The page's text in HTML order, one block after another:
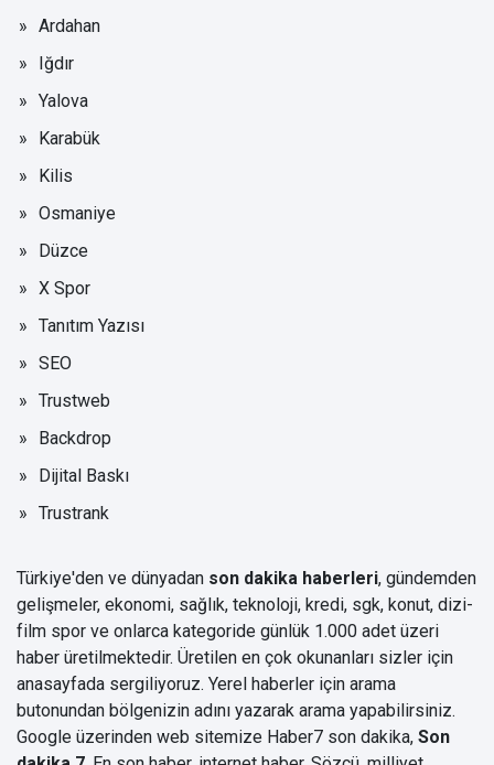
Ardahan
Iğdır
Yalova
Karabük
Kilis
Osmaniye
Düzce
X Spor
Tanıtım Yazısı
SEO
Trustweb
Backdrop
Dijital Baskı
Trustrank
Türkiye'den ve dünyadan son dakika haberleri, gündemden
gelişmeler, ekonomi, sağlık, teknoloji, kredi, sgk, konut, dizi-
film spor ve onlarca kategoride günlük 1.000 adet üzeri
haber üretilmektedir. Üretilen en çok okunanları sizler için
anasayfada sergiliyoruz. Yerel haberler için arama
butonundan bölgenizin adını yazarak arama yapabilirsiniz.
Google üzerinden web sitemize Haber7 son dakika, Son